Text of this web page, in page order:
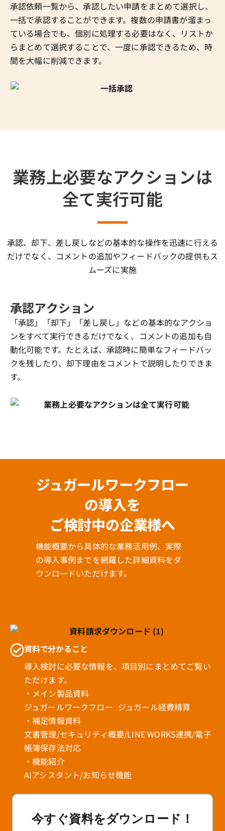
承認依頼一覧から、承認したい申請をまとめて選択し、
一括で承認することができます。複数の申請書が溜まっ
ている場合でも、個別に処理する必要はなく、リストか
らまとめて選択することで、一度に承認できるため、時
間を大幅に削減できます。
業務上必要なアクションは
全て実行可能
承認、却下、差し戻しなどの基本的な操作を迅速に行える
だけでなく、コメントの追加やフィードバックの提供もス
ムーズに実施
承認アクション
「承認」「却下」「差し戻し」などの基本的なアクショ
ンをすべて実行できるだけでなく、コメントの追加も自
動化可能です。たとえば、承認時に簡単なフィードバッ
クを残したり、却下理由をコメントで説明したりできま
す。
ジュガールワークフロー
の導入を
ご検討中の企業様へ
機能概要から具体的な業務活用例、実際
の導入事例までを網羅した詳細資料をダ
ウンロードいただけます。
資料で分かること
導入検討に必要な情報を、項目別にまとめてご覧い
ただけます。
・メイン製品資料
ジュガールワークフロー ジュガール経費精算
・補足情報資料
文書管理/セキュリティ概要/LINE WORKS連携/電子
帳簿保存法対応
・機能紹介
AIアシスタント/お知らせ機能
今すぐ資料をダウンロード！